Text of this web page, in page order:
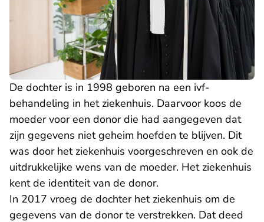
De dochter is in 1998 geboren na een ivf-
behandeling in het ziekenhuis. Daarvoor koos de
moeder voor een donor die had aangegeven dat
zijn gegevens niet geheim hoefden te blijven. Dit
was door het ziekenhuis voorgeschreven en ook de
uitdrukkelijke wens van de moeder. Het ziekenhuis
kent de identiteit van de donor.
In 2017 vroeg de dochter het ziekenhuis om de
gegevens van de donor te verstrekken. Dat deed